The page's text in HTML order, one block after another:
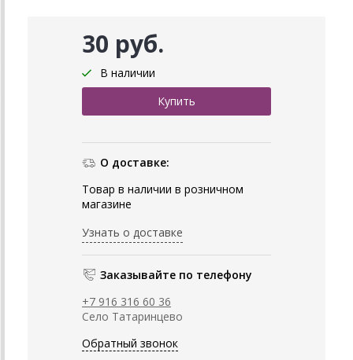
30 руб.
В наличии
О доставке:
Товар в наличии в розничном
магазине
Узнать о доставке
Заказывайте по телефону
+7 916 316 60 36
Село Татаринцево
Обратный звонок